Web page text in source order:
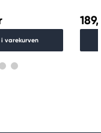
varekurven